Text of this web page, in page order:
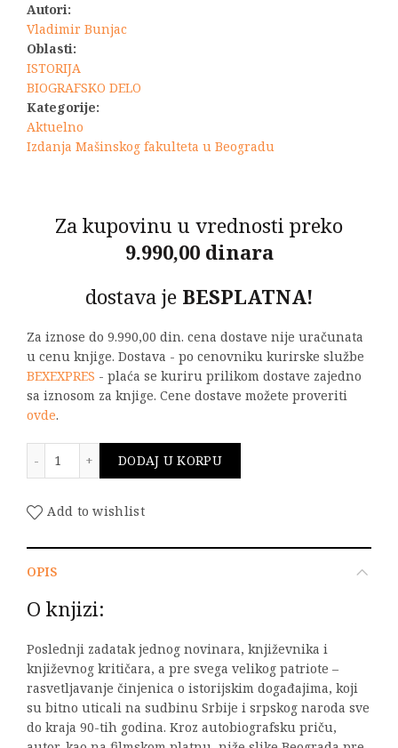
Autori:
Vladimir Bunjac
Oblasti:
ISTORIJA
BIOGRAFSKO DELO
Kategorije:
Aktuelno
Izdanja Mašinskog fakulteta u Beogradu
Za kupovinu u vrednosti preko
9.990,00 dinara
dostava je BESPLATNA!
Za iznose do 9.990,00 din. cena dostave nije uračunata
u cenu knjige. Dostava - po cenovniku kurirske službe
BEXEXPRES - plaća se kuriru prilikom dostave zajedno
sa iznosom za knjige. Cene dostave možete proveriti
ovde.
DODAJ U KORPU
Add to wishlist
OPIS
O knjizi:
Poslednji zadatak jednog novinara, književnika i
književnog kritičara, a pre svega velikog patriote –
rasvetljavanje činjenica o istorijskim događajima, koji
su bitno uticali na sudbinu Srbije i srpskog naroda sve
do kraja 90-tih godina. Kroz autobiografsku priču,